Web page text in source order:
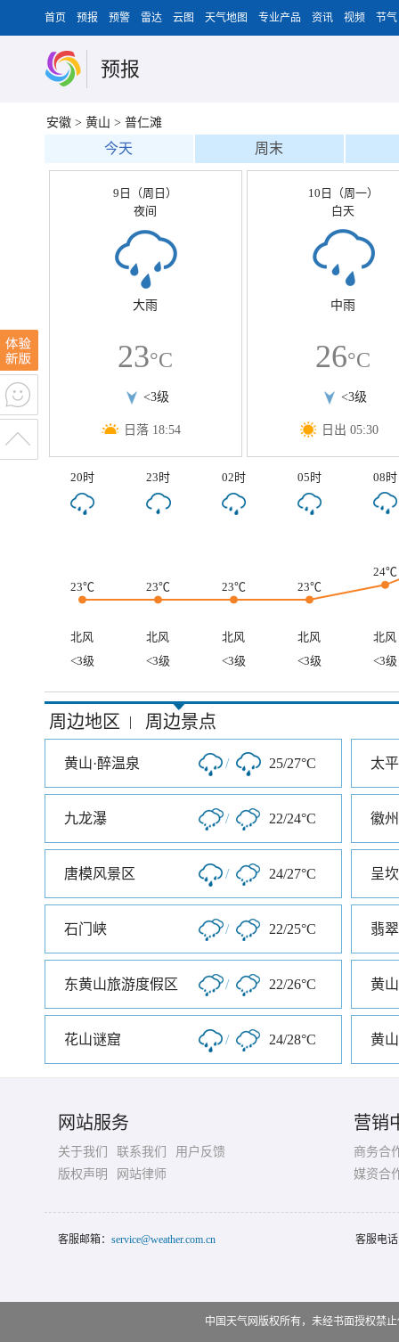
首页 预报 预警 雷达 云图 天气地图 专业产品 资讯 视频 节气
预报
安徽 > 黄山 > 普仁滩
今天 周末
9日（周日）
夜间
大雨
23°C
<3级
日落 18:54
10日（周一）
白天
中雨
26°C
<3级
日出 05:30
20时 23时 02时 05时 08时
23℃ 23℃ 23℃ 23℃
24℃
北风 北风 北风 北风
北风
<3级
<3级 <3级 <3级 <3级
周边地区 | 周边景点
黄山·醉温泉 / 25/27°C 太
九龙瀑 / 22/24°C 徽
唐模风景区 / 24/27°C 呈坎
石门峡 / 22/25°C 翡
东黄山旅游度假区 / 22/26°C 黄
花山谜窟 / 24/28°C 黄
网站服务
关于我们 联系我们
用户反馈
版权声明
网站律师
营销
商务合
媒资合
客服邮箱： service@weather.com.cn 客服电
中国天气网版权所有，未经书面授权